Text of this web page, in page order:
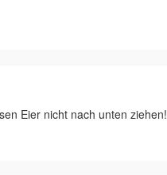
Eier nicht nach unten ziehen!